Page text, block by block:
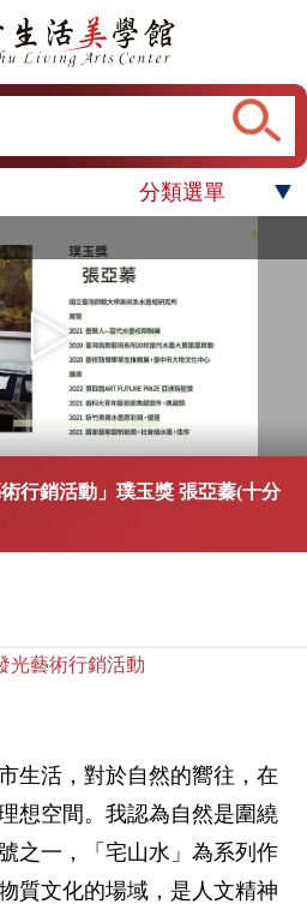
分類選單
行銷活動」璞玉獎 張亞蓁(十分
光藝術行銷活動
生活，對於自然的嚮往，在
想空間。我認為自然是圍繞
之一，「宅山水」為系列作
質文化的場域，是人文精神